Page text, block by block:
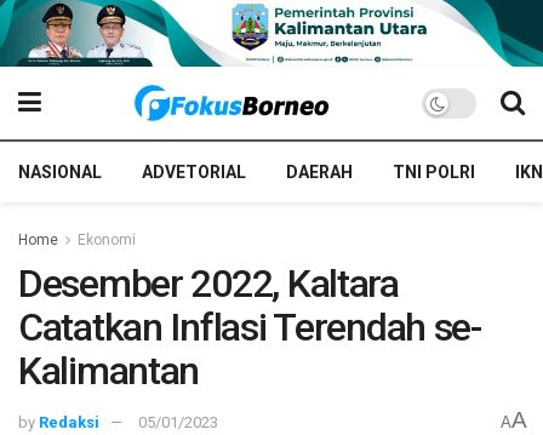
NASIONAL ADVETORIAL DAERAH TNI POLRI IKN
Home Ekonomi
Desember 2022, Kaltara
Catatkan Inflasi Terendah se-
Kalimantan
by Redaksi 05/01/2023 AA